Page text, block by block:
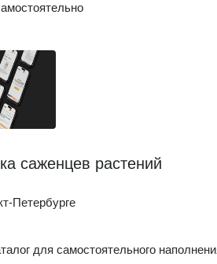
саженцев растений
Петербурге
для самостоятельного